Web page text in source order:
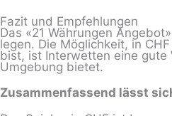
Fazit und Empfehlungen
Das «21 Währungen
legen. Die Möglichkeit, in
bist, ist Interwetten eine gute
Umgebung bietet.
Zusammenfassend lässt